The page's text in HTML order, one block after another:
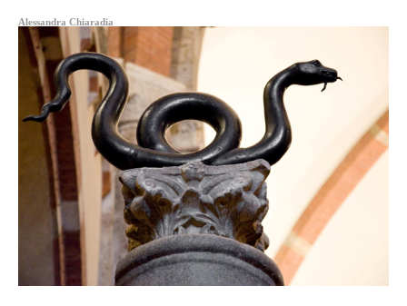
Alessandra Chiaradia